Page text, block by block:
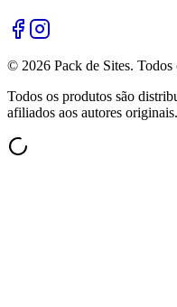
© 2026 Pack de Sites. Todos
Todos os produtos são
afiliados aos autores originais.